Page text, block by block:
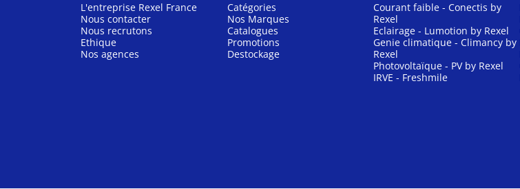
L'entreprise Rexel France
Nous contacter
Nous recrutons
Ethique
Nos agences
Catégories
Nos Marques
Catalogues
Promotions
Destockage
Courant faible - Conectis by
Rexel
Eclairage - Lumotion by Rexel
Genie climatique - Climancy by
Rexel
Photovoltaïque - PV by Rexel
IRVE - Freshmile